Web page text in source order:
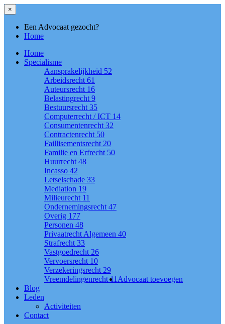
×
Een Advocaat gezocht?
Home
Home
Specialisme
Aansprakelijkheid 52
Arbeidsrecht 61
Auteursrecht 16
Belastingrecht 9
Bestuursrecht 35
Computerrecht / ICT 14
Consumentenrecht 32
Contractenrecht 50
Faillisementsrecht 20
Familie en Erfrecht 50
Huurrecht 48
Incasso 42
Letselschade 33
Mediation 19
Milieurecht 11
Ondernemingsrecht 47
Overig 177
Personen 48
Privaatrecht Algemeen 40
Strafrecht 33
Vastgoedrecht 26
Vervoersrecht 10
Verzekeringsrecht 29
Vreemdelingenrecht11 Advocaat toevoegen
Blog
Leden
Activiteiten
Contact